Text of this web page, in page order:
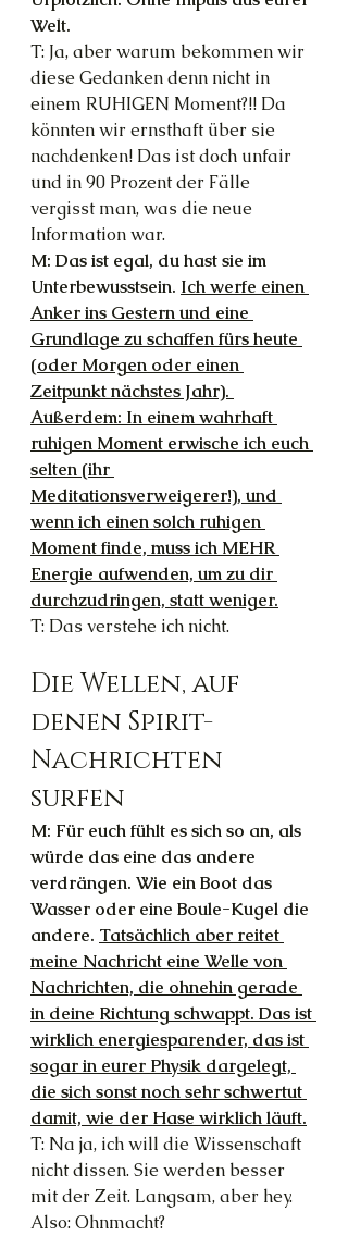
Welt.
T: Ja, aber warum bekommen wir
diese Gedanken denn nicht in
einem RUHIGEN Moment?!! Da
könnten wir ernsthaft über sie
nachdenken! Das ist doch unfair
und in 90 Prozent der Fälle
vergisst man, was die neue
Information war.
M: Das ist egal, du hast sie im
Unterbewusstsein. Ich werfe einen
Anker ins Gestern und eine
Grundlage zu schaffen fürs heute
(oder Morgen oder einen
Zeitpunkt nächstes Jahr).
Außerdem: In einem wahrhaft
ruhigen Moment erwische ich euch
selten (ihr
Meditationsverweigerer!), und
wenn ich einen solch ruhigen
Moment finde, muss ich MEHR
Energie aufwenden, um zu dir
durchzudringen, statt weniger.
T: Das verstehe ich nicht.
Die Wellen, auf
denen Spirit-
Nachrichten
surfen
M: Für euch fühlt es sich so an, als
würde das eine das andere
verdrängen. Wie ein Boot das
Wasser oder eine Boule-Kugel die
andere. Tatsächlich aber reitet
meine Nachricht eine Welle von
Nachrichten, die ohnehin gerade
in deine Richtung schwappt. Das ist
wirklich energiesparender, das ist
sogar in eurer Physik dargelegt,
die sich sonst noch sehr schwertut
damit, wie der Hase wirklich läuft.
T: Na ja, ich will die Wissenschaft
nicht dissen. Sie werden besser
mit der Zeit. Langsam, aber hey.
Also: Ohnmacht?